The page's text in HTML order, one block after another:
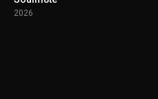
2026